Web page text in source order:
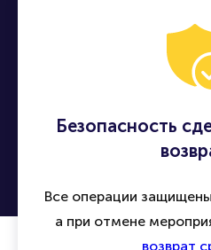
Безопасность
Все операции защищены
а при отмене
возврат